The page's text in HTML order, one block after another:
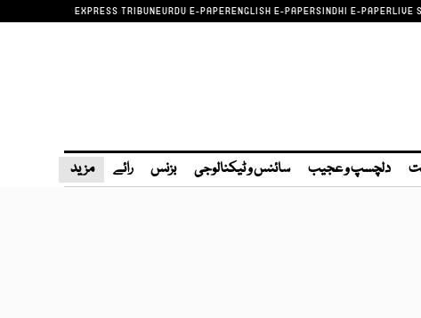
EXPRESS TRIBUNEURDU E-PAPERENGLISH E-PAPERSINDHI E-PAPERLIVE
دلچسپ و عجیب سائنس و ٹیکنالوجی بزنس رائے مزید